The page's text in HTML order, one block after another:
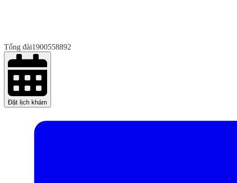
Tổng đài1900558892
Đặt lịch khám